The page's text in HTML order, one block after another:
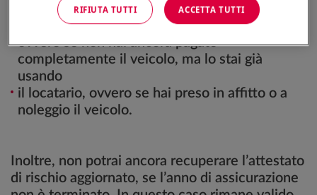
del veicolo, ma lo stai usando
l’acquirente con patto di riservato dominio,
ovvero se non hai ancora pagato
completamente il veicolo, ma lo stai già
usando
il locatario, ovvero se hai preso in affitto o a
noleggio il veicolo.
Inoltre, non potrai ancora recuperare l’attestato
di rischio aggiornato, se l’anno di assicurazione
RIFIUTA TUTTI ACCETTA TUTTI